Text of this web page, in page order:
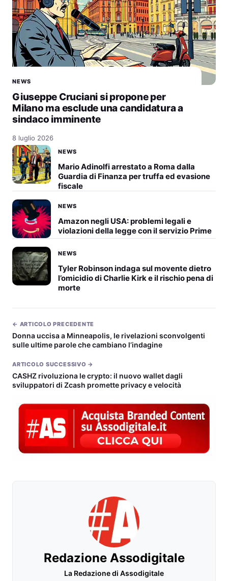
NEWS
Giuseppe Cruciani si propone per
Milano ma esclude una candidatura a
sindaco imminente
8 luglio 2026
NEWS
Mario Adinolfi arrestato a Roma dalla
Guardia di Finanza per truffa ed evasione
fiscale
NEWS
Amazon negli USA: problemi legali e
violazioni della legge con il servizio Prime
NEWS
Tyler Robinson indaga sul movente dietro
l’omicidio di Charlie Kirk e il rischio pena di
morte
← ARTICOLO PRECEDENTE
Donna uccisa a Minneapolis, le rivelazioni sconvolgenti
sulle ultime parole che cambiano l’indagine
ARTICOLO SUCCESSIVO →
CASHZ rivoluziona le crypto: il nuovo wallet dagli
sviluppatori di Zcash promette privacy e velocità
Redazione Assodigitale
La Redazione di Assodigitale